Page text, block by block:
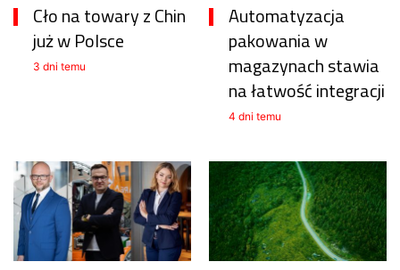
Cło na towary z Chin
już w Polsce
3 dni temu
Automatyzacja
pakowania w
magazynach stawia
na łatwość integracji
4 dni temu